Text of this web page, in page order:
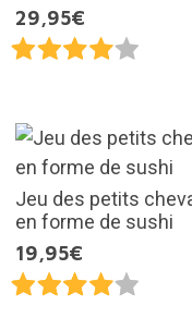
29,95€
Jeu des petits
en forme de sushi
19,95€